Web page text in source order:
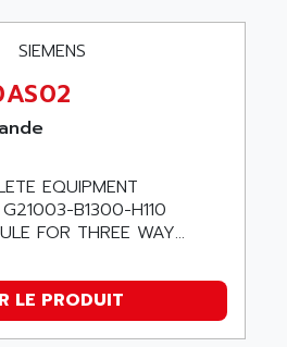
EQUIPMENT
B1300-H110
FOR THREE WAY...
LE PRODUIT